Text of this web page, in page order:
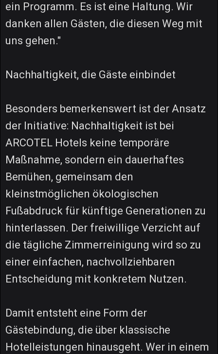
ein Programm. Es ist eine Haltung. Wir
danken allen Gästen, die diesen Weg mit
uns gehen."
Nachhaltigkeit, die Gäste einbindet
Besonders bemerkenswert ist der Ansatz
der Initiative: Nachhaltigkeit ist bei
ARCOTEL Hotels keine temporäre
Maßnahme, sondern ein dauerhaftes
Bemühen, gemeinsam den
kleinstmöglichen ökologischen
Fußabdruck für künftige Generationen zu
hinterlassen. Der freiwillige Verzicht auf
die tägliche Zimmerreinigung wird so zu
einer einfachen, nachvollziehbaren
Entscheidung mit konkretem Nutzen.
Damit entsteht eine Form der
Gästebindung, die über klassische
Hotelleistungen hinausgeht. Wer in einem